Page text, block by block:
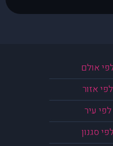
אולם
אזור
עיר
סגנון